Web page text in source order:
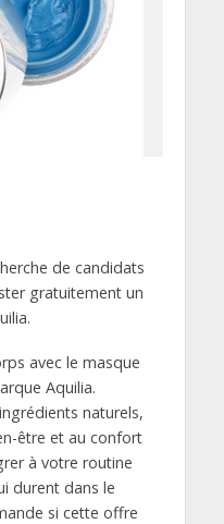
de candidats
gratuitement un
avec le masque
Aquilia.
naturels,
être et au confort
à votre routine
durent dans le
si cette offre